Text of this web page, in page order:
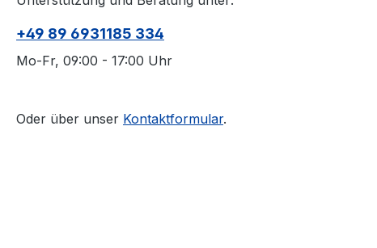
+49 89 6931185 334
Mo-Fr, 09:00 - 17:00 Uhr
Oder über unser Kontaktformular.